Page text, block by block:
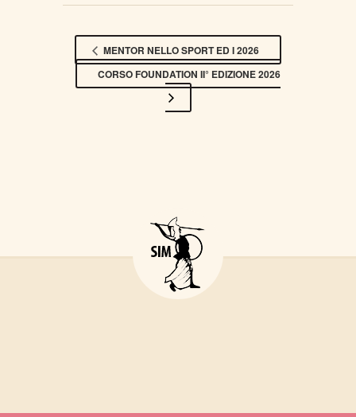
MENTOR NELLO SPORT ED I 2026
CORSO FOUNDATION II° EDIZIONE 2026